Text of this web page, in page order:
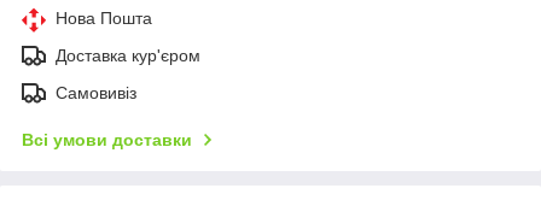
Нова Пошта
Доставка кур'єром
Самовивіз
Всі умови доставки